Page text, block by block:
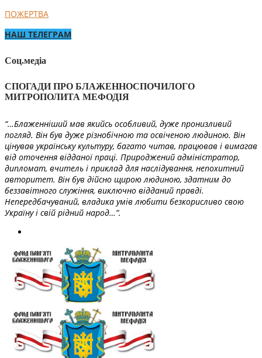
ПОЖЕРТВА
НАШ ТЕЛЕГРАМ
Соц.медіа
СПОГАДИ ПРО БЛАЖЕННОСПОЧИЛОГО
МИТРОПОЛИТА МЕФОДІЯ
“…Блаженніший мав якийсь особливий, дуже пронизливий
погляд. Він був дуже різнобічною та освіченою людиною. Він
цінував українську культуру, багато читав, працював і вимагав
від оточення відданої праці. Природжений адміністратор,
дипломат, вчитель і приклад для наслідування, непохитний
авторитет. Він був дійсно щирою людиною, здатним до
беззавітного служіння, виключно відданий правді.
Непередбачуваний, владика умів любити безкорисливо свою
Україну і свій рідний народ…”.